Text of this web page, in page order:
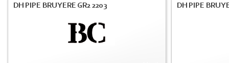
DH PIPE BRUYERE GR2 2203 DH PIPE